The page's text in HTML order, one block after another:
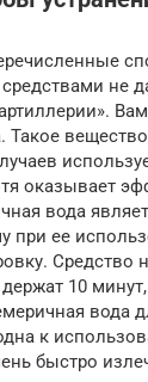
не
Такое
оказывает
вода
при ее
Средство
10
вода
к
быстро